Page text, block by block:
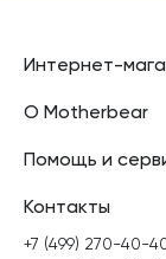
Интернет-
О Motherbear
Помощь и
Контакты
+7 (499) 270-40-